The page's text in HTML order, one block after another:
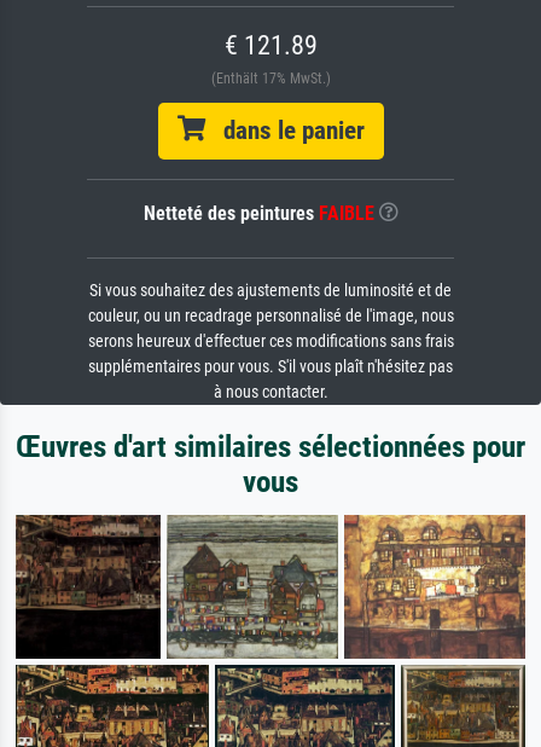
€ 121.89
(Enthält 17% MwSt.)
dans le panier
Netteté des peintures FAIBLE
Si vous souhaitez des ajustements de luminosité et de
couleur, ou un recadrage personnalisé de l'image, nous
serons heureux d'effectuer ces modifications sans frais
supplémentaires pour vous. S'il vous plaît n'hésitez pas
à nous contacter.
Œuvres d'art similaires sélectionnées pour
vous